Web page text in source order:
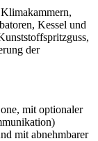
Kessel und
der
mit optionaler
mit abnehmbarer